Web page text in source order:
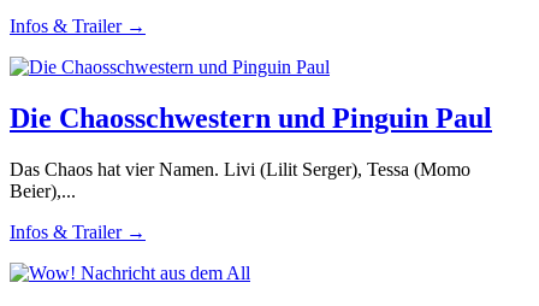
Infos & Trailer →
Die Chaosschwestern und Pinguin Paul
Das Chaos hat vier Namen. Livi (Lilit Serger), Tessa (Momo
Beier),...
Infos & Trailer →